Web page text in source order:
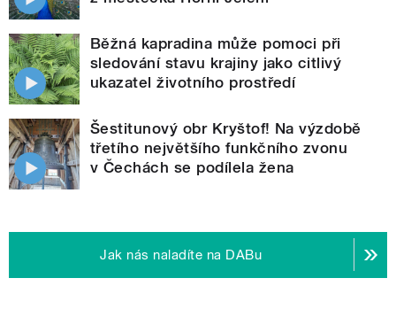
Běžná kapradina může pomoci při
sledování stavu krajiny jako citlivý
ukazatel životního prostředí
Šestitunový obr Kryštof! Na výzdobě
třetího největšího funkčního zvonu
v Čechách se podílela žena
Jak nás naladíte na DABu